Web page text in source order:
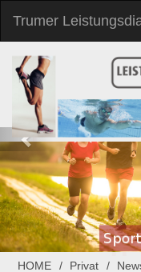
Trumer
HOME Privat